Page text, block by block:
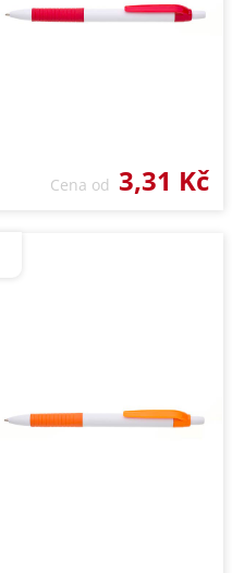
Cena od 3,31 Kč